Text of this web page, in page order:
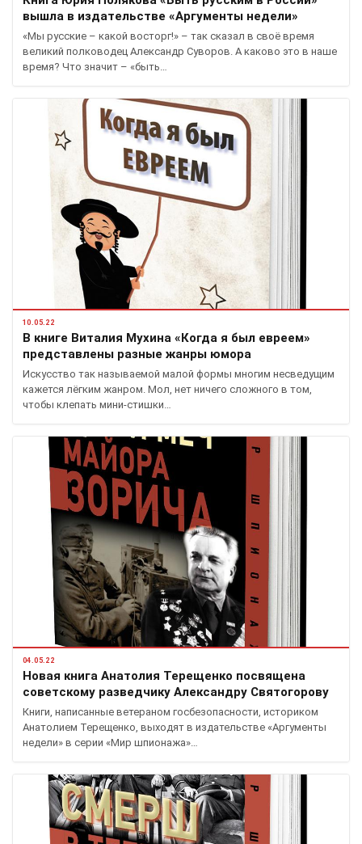
вышла в издательстве «Аргументы недели»
«Мы русские – какой восторг!» – так сказал в своё время
великий полководец Александр Суворов. А каково это в наше
время? Что значит – «быть…
10.05.22
В книге Виталия Мухина «Когда я был евреем»
представлены разные жанры юмора
Искусство так называемой малой формы многим несведущим
кажется лёгким жанром. Мол, нет ничего сложного в том,
чтобы клепать мини-стишки…
04.05.22
Новая книга Анатолия Терещенко посвящена
советскому разведчику Александру Святогорову
Книги, написанные ветераном госбезопасности, историком
Анатолием Терещенко, выходят в издательстве «Аргументы
недели» в серии «Мир шпионажа»…